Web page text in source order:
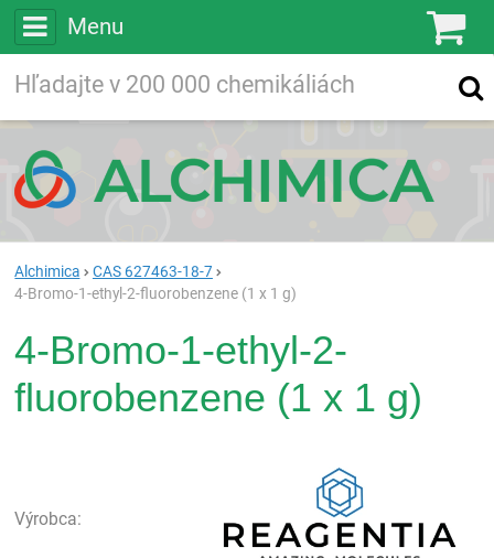
Menu
Vyhľadávanie
Alchimica
CAS 627463-18-7
4-Bromo-1-ethyl-2-fluorobenzene (1 x 1 g)
4-Bromo-1-ethyl-2-
fluorobenzene (1 x 1 g)
Výrobca: